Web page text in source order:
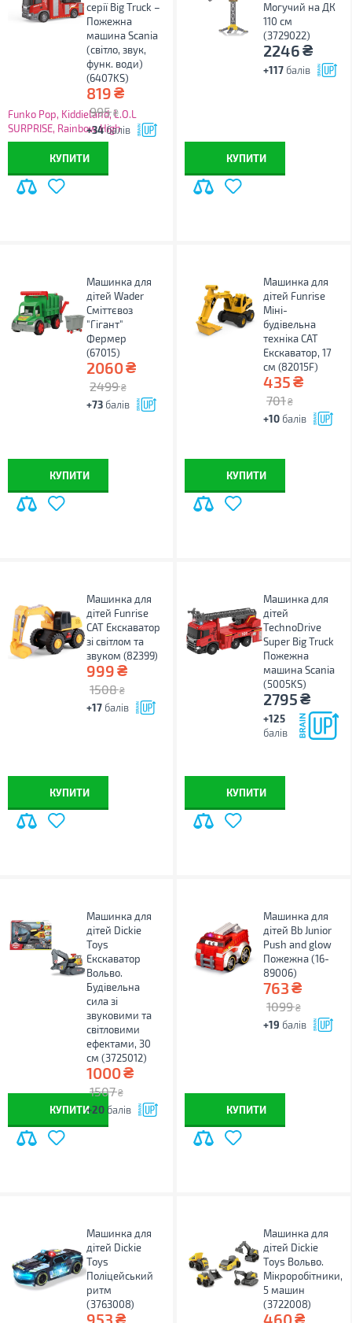
серії Big Truck –
Пожежна
машина Scania
(світло, звук,
функ. води)
(6407KS)
819₴
995 ₴
+34балів
Funko Pop, Kiddieland, L.O.L
SURPRISE, Rainbow High
знижки до 50%
КУПИТИ
Могучий на ДК
110 см
(3729022)
2246₴
+117 балів
КУПИТИ
Машинка для
дітей Wader
Сміттєвоз
"Гігант"
Фермер
(67015)
2060₴
2499 ₴
+73 балів
КУПИТИ
Машинка для
дітей Funrise
Міні-
будівельна
техніка CAT
Екскаватор, 17
см (82015F)
435₴
701 ₴
+10 балів
КУПИТИ
Машинка для
дітей Funrise
CAT Екскаватор
зі світлом та
звуком (82399)
999₴
1508 ₴
+17 балів
КУПИТИ
Машинка для
дітей
TechnoDrive
Super Big Truck
Пожежна
машина Scania
(5005KS)
2795₴
+125
балів
КУПИТИ
Машинка для
дітей Dickie
Toys
Екскаватор
Вольво.
Будівельна
сила зі
звуковими та
світловими
ефектами, 30
см (3725012)
1000₴
1507 ₴
+20 балів
КУПИТИ
Машинка для
дітей Bb Junior
Push and glow
Пожежна (16-
89006)
763₴
1099 ₴
+19 балів
КУПИТИ
Машинка для
дітей Dickie
Toys
Поліцейський
ритм
(3763008)
953₴
Машинка для
дітей Dickie
Toys Вольво.
Мікроробітники,
5 машин
(3722008)
460₴